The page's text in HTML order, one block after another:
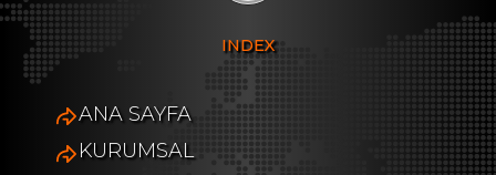
INDEX
ANA SAYFA
KURUMSAL